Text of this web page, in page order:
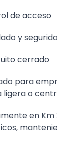
de acceso
y
cerrado
para
o
en